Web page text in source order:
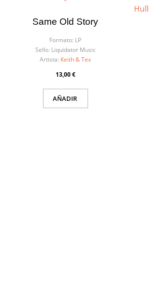
Same Old Story
Formato: LP
Sello: Liquidator Music
Artista: Keith & Tex
13,00 €
AÑADIR